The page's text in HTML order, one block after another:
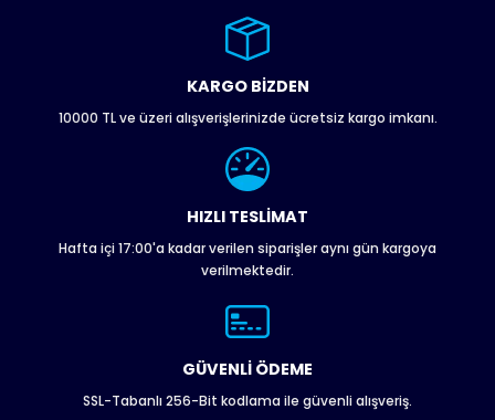
Ürün açıklamasında eksik bilgiler bulunuyor.
Ürün bilgilerinde hatalar bulunuyor.
Ürün fiyatı diğer sitelerden daha pahalı.
Bu ürüne benzer farklı alternatifler olmalı.
Gönder
KARGO BİZDEN
10000 TL ve üzeri alışverişlerinizde ücretsiz kargo imkanı.
HIZLI TESLİMAT
Hafta içi 17:00'a kadar verilen siparişler aynı gün kargoya
verilmektedir.
GÜVENLİ ÖDEME
SSL-Tabanlı 256-Bit kodlama ile güvenli alışveriş.